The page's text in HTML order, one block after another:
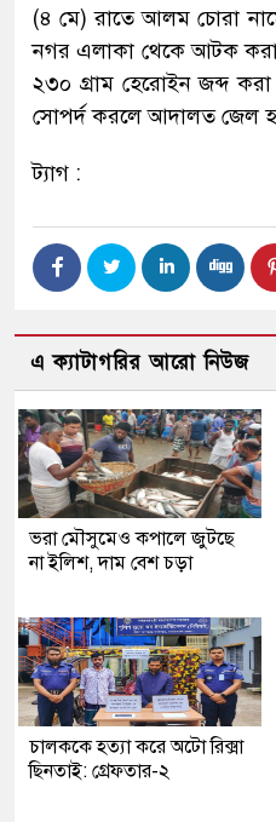
(৪ মে) রাতে আলম চোরা
নগর এলাকা থেকে আটক
২৩০ গ্রাম হেরোইন জব্দ করা
সোপর্দ করলে আদালত জেল
ট্যাগ :
এ ক্যাটাগরির আরো নিউজ
ভরা মৌসুমেও কপালে জুটছে
না ইলিশ, দাম বেশ চড়া
চালককে হত্যা করে অটো রিক্সা
ছিনতাই: গ্রেফতার-২